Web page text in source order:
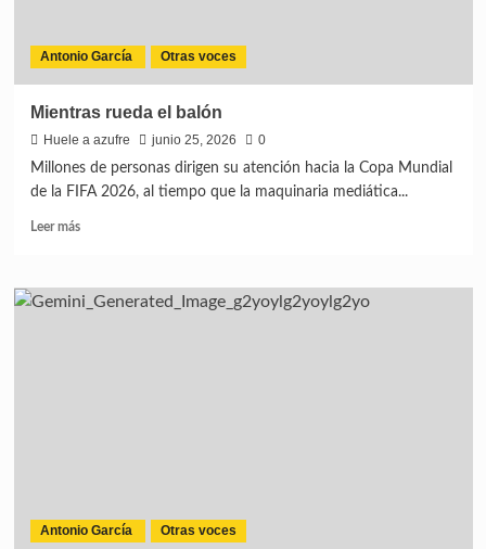
Antonio García Otras voces
Mientras rueda el balón
Huele a azufre junio 25, 2026
0
Millones de personas dirigen su atención hacia la Copa Mundial
de la FIFA 2026, al tiempo que la maquinaria mediática...
Leer más
Antonio García Otras voces